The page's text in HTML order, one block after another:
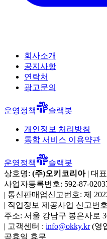
회사소개
공지사항
연락처
광고문의
운영정책 슬랙봇
개인정보 처리방침
통합 서비스 이용약관
운영정책
슬랙봇
상호명: (주)오키코리아| 대
사업자등록번호: 592-87-
| 통신판매업신고번호: 제
| 직업정보 제공사업 신고번
주소: 서울 강남구 봉은사로
| 고객센터 : info@okky.kr (영
공휴일 휴무